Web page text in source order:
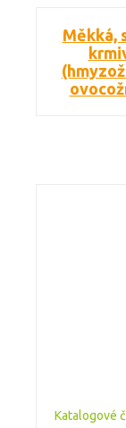
Měkká,
Katalogové